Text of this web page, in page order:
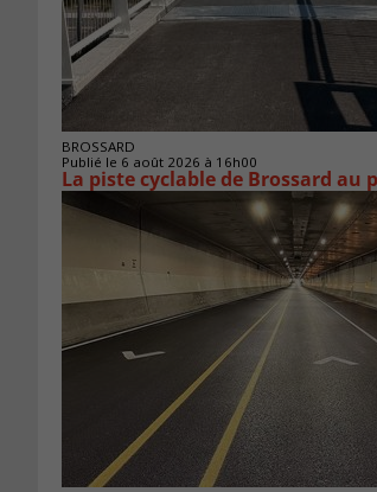
BROSSARD
Publié le 6 août 2026 à 16h00
La piste cyclable de Brossard au